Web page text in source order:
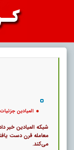
المیادین
شبکه المیادین خبر
معامله قرن دست
می‌کند.